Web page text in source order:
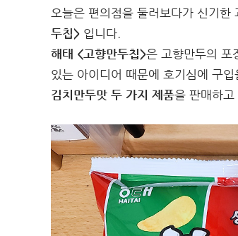
오늘은 편의점을 둘러보다가 신기한
두칩> 입니다.
해태 <고향만두칩>은 고향만두의 포
있는 아이디어 때문에 호기심에 구
김치만두맛 두 가지 제품을 판매하고